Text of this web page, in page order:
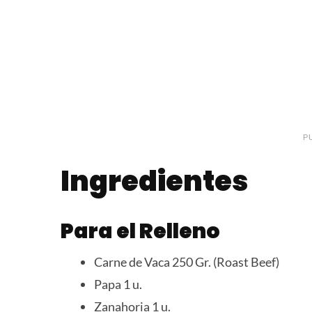
Ingredientes
Para el Relleno
Carne de Vaca 250 Gr. (Roast Beef)
Papa 1 u.
Zanahoria 1 u.